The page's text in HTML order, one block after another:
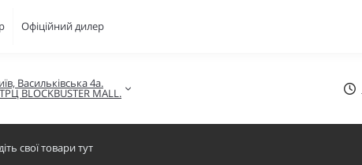
Офіційний дилер
Васильківська 4а.
BLOCKBUSTER MALL.